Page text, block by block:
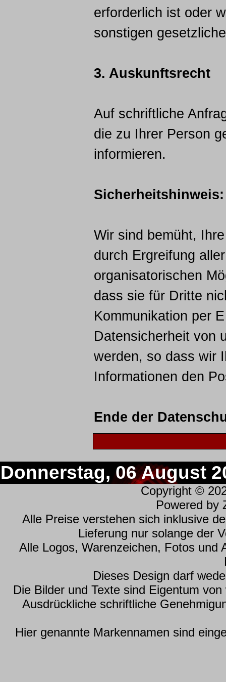
erforderlich ist oder
sonstigen
3. Auskunftsrecht
Auf schriftliche
die zu Ihrer Person
informieren.
Sicherheitshinweis:
Wir sind bemüht,
durch Ergreifung
organisatorischen
dass sie für Dritte
Kommunikation per
Datensicherheit von
werden, so dass wir
Informationen den
Ende der
Donnerstag, 06 August
Copyright ©
Powered by
Alle Preise verstehen sich inklusive
Lieferung nur solange der
Alle Logos, Warenzeichen, Fotos und
Dieses Design darf
Die Bilder und Texte sind Eigentum
Ausdrückliche schriftliche
Hier genannte Markennamen sind